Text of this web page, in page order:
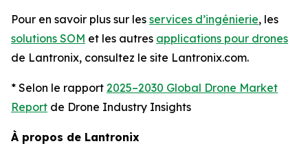
Pour en savoir plus sur les services d’ingénierie, les
solutions SOM et les autres applications pour drones
de Lantronix, consultez le site Lantronix.com.
* Selon le rapport 2025–2030 Global Drone Market
Report de Drone Industry Insights
À propos de Lantronix